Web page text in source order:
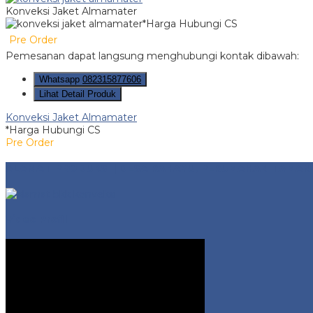
Konveksi Jaket Almamater
*Harga Hubungi CS
Pre Order
Pemesanan dapat langsung menghubungi kontak dibawah:
Whatsapp 082315877606
Lihat Detail Produk
Konveksi Jaket Almamater
*Harga Hubungi CS
Pre Order